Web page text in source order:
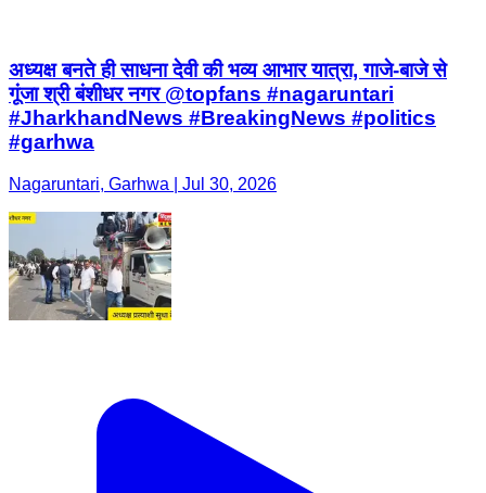
अध्यक्ष बनते ही साधना देवी की भव्य आभार यात्रा, गाजे-बाजे से
गूंजा श्री बंशीधर नगर @topfans #nagaruntari
#JharkhandNews #BreakingNews #politics
#garhwa
Nagaruntari, Garhwa | Jul 30, 2026